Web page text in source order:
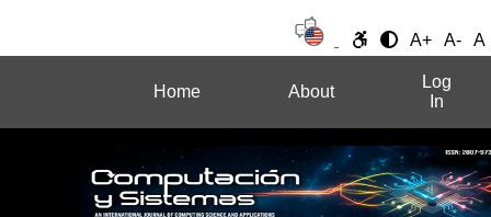
A+ A- A
Home About
Log
In